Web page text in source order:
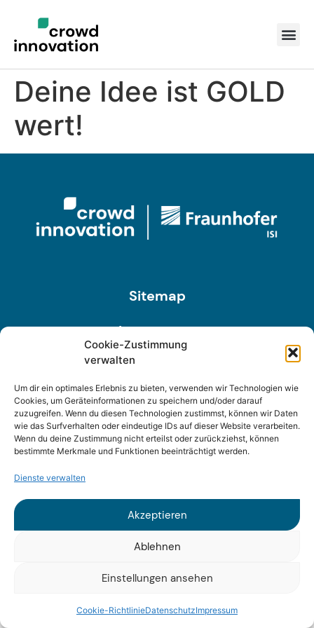
Cookie-Zustimmung
verwalten
Um dir ein optimales Erlebnis zu bieten, verwenden wir Technologien wie
Cookies, um Geräteinformationen zu speichern und/oder darauf
zuzugreifen. Wenn du diesen Technologien zustimmst, können wir Daten
wie das Surfverhalten oder eindeutige IDs auf dieser Website verarbeiten.
Wenn du deine Zustimmung nicht erteilst oder zurückziehst, können
bestimmte Merkmale und Funktionen beeinträchtigt werden.
Dienste verwalten
Akzeptieren
Ablehnen
Einstellungen ansehen
Cookie-RichtlinieDatenschutzImpressum
Deine Idee ist GOLD
wert!
Sitemap
Impressum
Datenschutz